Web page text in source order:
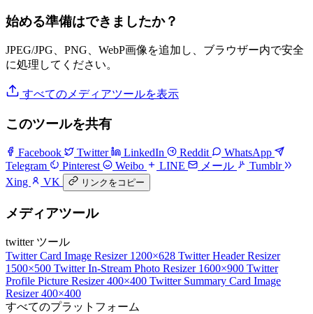
始める準備はできましたか？
JPEG/JPG、PNG、WebP画像を追加し、ブラウザー内で安全
に処理してください。
すべてのメディアツールを表示
このツールを共有
Facebook Twitter LinkedIn Reddit
WhatsApp
Telegram
Pinterest Weibo LINE メール
Tumblr
Xing
VK リンクをコピー
メディアツール
twitter ツール
Twitter Card Image Resizer 1200×628 Twitter Header Resizer
1500×500 Twitter In-Stream Photo Resizer 1600×900 Twitter
Profile Picture Resizer 400×400 Twitter Summary Card Image
Resizer 400×400
すべてのプラットフォーム